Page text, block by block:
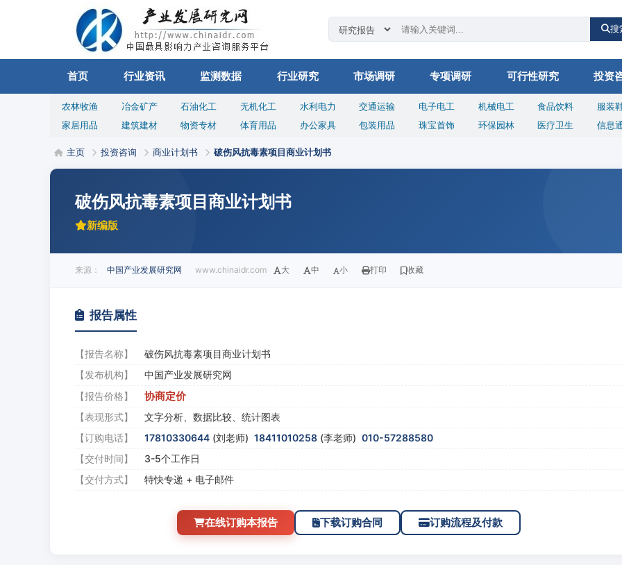
搜
首页 行业资讯 监测数据 行业研究 市场调研 专项调研 可行性研究 投资
农林牧渔 冶金矿产 石油化工 无机化工 水利电力 交通运输 电子电工 机械电工 食品饮料 服装
家居用品
建筑建材 物资专材 体育用品 办公家具 包装用品 珠宝首饰 环保园林 医疗卫生 信息
主页 投资咨询 商业计划书 破伤风抗毒素项目商业计划书
破伤风抗毒素项目商业计划书
新编版
来源： 中国产业发展研究网 www.chinaidr.com 大 中 小 打印 收藏
报告属性
【报告名称】
破伤风抗毒素项目商业计划书
【发布机构】
中国产业发展研究网
【报告价格】
协商定价
【表现形式】
文字分析、数据比较、统计图表
【订购电话】
17810330644 (刘老师) 18411010258 (李老师) 010-57288580
【交付时间】
3-5个工作日
【交付方式】
特快专递 + 电子邮件
在线订购本报告 下载订购合同 订购流程及付款